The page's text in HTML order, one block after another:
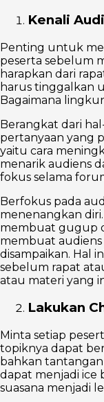
Kenali
Penting untuk
peserta sebelum
harapkan dari
harus tinggalkan
Bagaimana
Berangkat dari
pertanyaan yang
yaitu cara
menarik audiens
fokus selama
Berfokus pada
menenangkan
membuat gugup
membuat
disampaikan. Hal
sebelum rapat
atau materi yang
Lakukan
Minta setiap
topiknya dapat
bahkan tantangan
dapat menjadi ice
suasana menjadi